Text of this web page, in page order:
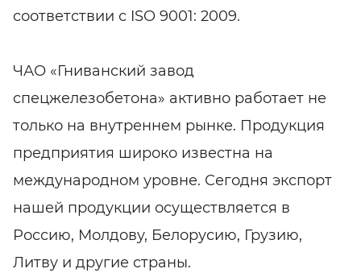
соответствии с ISO 9001: 2009.
ЧАО «Гниванский завод
спецжелезобетона» активно работает не
только на внутреннем рынке. Продукция
предприятия широко известна на
международном уровне. Сегодня экспорт
нашей продукции осуществляется в
Россию, Молдову, Белорусию, Грузию,
Литву и другие страны.